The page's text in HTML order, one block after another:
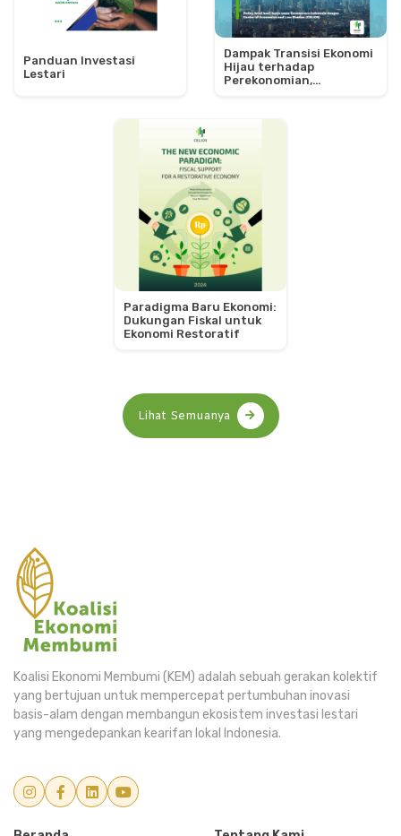
Panduan Investasi
Lestari
Dampak Transisi Ekonomi
Hijau terhadap
Perekonomian,
Paradigma Baru Ekonomi:
Dukungan Fiskal untuk
Ekonomi Restoratif
Lihat Semuanya
Koalisi Ekonomi Membumi (KEM) adalah sebuah gerakan kolektif
yang bertujuan untuk mempercepat pertumbuhan inovasi
basis-alam dengan membangun ekosistem investasi lestari
yang mengedepankan kearifan lokal Indonesia.